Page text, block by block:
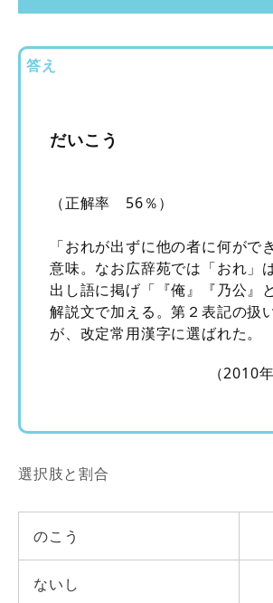
答え
だいこう
（正解率 56％）
「おれが出ずに他の者に何がで
意味。なお広辞苑では「おれ」
出し語に掲げ「『俺』『乃公』
解説文で加える。第２表記の扱
が、改定常用漢字に選ばれた。
（2010
選択肢と割合
のこう
ないし